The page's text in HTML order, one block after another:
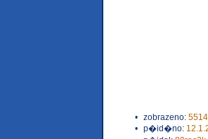
• zobrazeno:
• p�id�no: